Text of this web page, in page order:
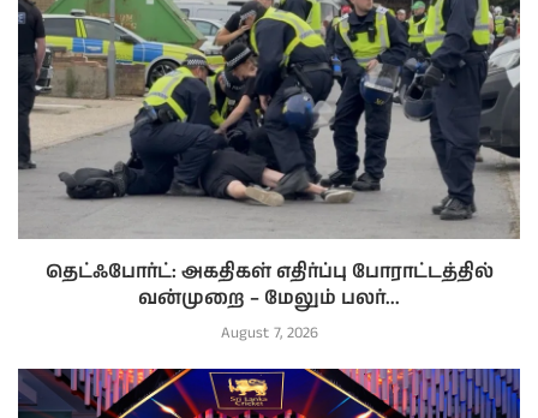
தெட்ஃபோர்ட்: அகதிகள் எதிர்ப்பு போராட்டத்தில்
வன்முறை – மேலும் பலர்...
August 7, 2026